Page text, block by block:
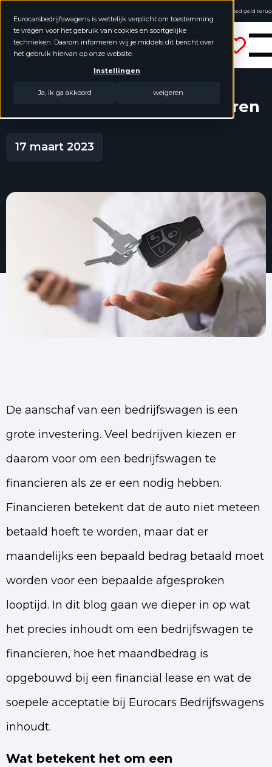
Eurocarsbedrijfswagens is wettelijk verplicht om toestemming
te vragen voor het gebruik van cookies en soortgelijke
technieken. Daarom informeren wij je middels dit bericht over
het gebruik hiervan op onze website.
Instellingen
Ja, ik ga akkoord weigeren
Online kopen, niet goed geld terug
Geen jaarcijfers nodig
Eurocars Bedrijfswagens
Een bedrijfswagen financieren
17 maart 2023
De aanschaf van een bedrijfswagen is een
grote investering. Veel bedrijven kiezen er
daarom voor om een bedrijfswagen te
financieren als ze er een nodig hebben.
Financieren betekent dat de auto niet meteen
betaald hoeft te worden, maar dat er
maandelijks een bepaald bedrag betaald moet
worden voor een bepaalde afgesproken
looptijd. In dit blog gaan we dieper in op wat
het precies inhoudt om een bedrijfswagen te
financieren, hoe het maandbedrag is
opgebouwd bij een financial lease en wat de
soepele acceptatie bij Eurocars Bedrijfswagens
inhoudt.
Wat betekent het om een